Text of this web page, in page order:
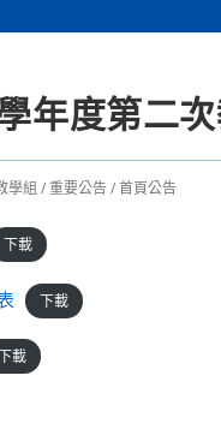
年度第二
學組 /重要公告/首頁公告
下載
下載
載